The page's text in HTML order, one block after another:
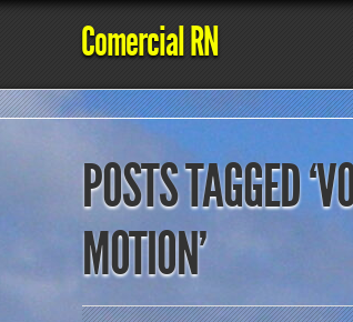
Comercial RN
POSTS TAGGED
MOTION’